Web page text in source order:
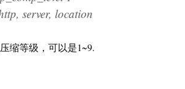
server, location
缩等级，可以是1~9.